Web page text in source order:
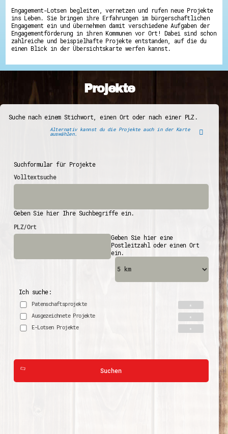
Engagement-Lotsen begleiten, vernetzen und rufen neue Projekte
ins Leben. Sie bringen ihre Erfahrungen im bürgerschaftlichen
Engagement ein und übernehmen damit verschiedene Aufgaben der
Engagementförderung in ihren Kommunen vor Ort! Dabei sind schon
zahlreiche und beispielhafte Projekte entstanden, auf die du
einen Blick in der Übersichtskarte werfen kannst.
Projekte
Suche nach einem Stichwort, einen Ort oder nach einer PLZ.
Alternativ kannst du die Projekte auch in der Karte
auswählen.
Suchformular für Projekte
Volltextsuche
Geben Sie hier Ihre Suchbegriffe ein.
PLZ/Ort
Geben Sie hier eine
Postleitzahl oder einen Ort
ein.
Ich suche:
Patenschaftsprojekte
Ausgezeichnete Projekte
E-Lotsen Projekte
Suchen